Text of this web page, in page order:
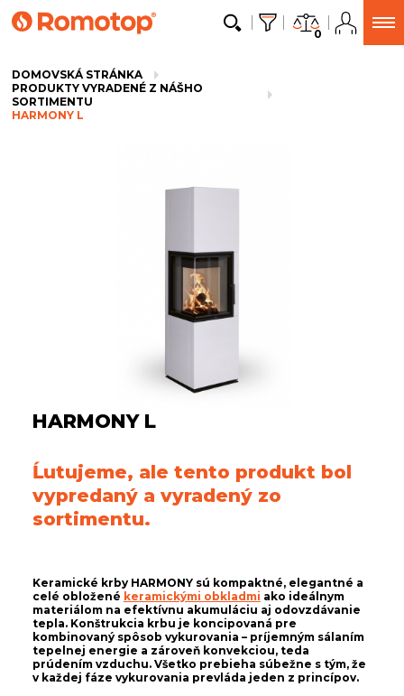
0
DOMOVSKÁ STRÁNKA
PRODUKTY VYRADENÉ Z NÁŠHO
SORTIMENTU
HARMONY L
HARMONY L
Ĺutujeme, ale tento produkt bol
vypredaný a vyradený zo
sortimentu.
Keramické krby HARMONY sú kompaktné, elegantné a
celé obložené keramickými obkladmi ako ideálnym
materiálom na efektívnu akumuláciu aj odovzdávanie
tepla. Konštrukcia krbu je koncipovaná pre
kombinovaný spôsob vykurovania – príjemným sálaním
tepelnej energie a zároveň konvekciou, teda
prúdením vzduchu. Všetko prebieha súbežne s tým, že
v každej fáze vykurovania prevláda jeden z princípov.